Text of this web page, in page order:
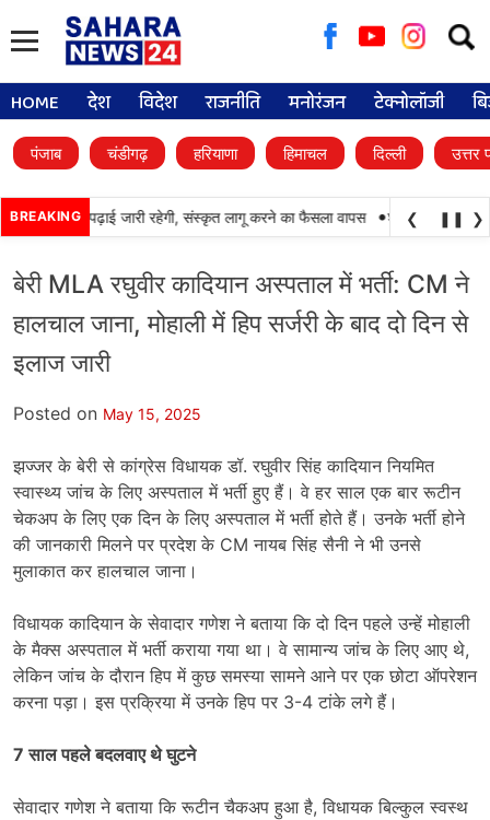
for:
HOME देश विदेश राजनीति मनोरंजन टेक्नोलॉजी
पंजाब चंडीगढ़ हरियाणा हिमाचल दिल्ली उत्तर
BREAKING
में पंजाबी की पढ़ाई जारी रहेगी, संस्कृत लागू करने का फैसला वापस •श्री गुरु हरिकृष्ण
❮ ❚❚ ❯
बेरी MLA रघुवीर कादियान अस्पताल में भर्ती: CM ने
हालचाल जाना, मोहाली में हिप सर्जरी के बाद दो दिन से
इलाज जारी
Posted on May 15, 2025
झज्जर के बेरी से कांग्रेस विधायक डॉ. रघुवीर सिंह कादियान नियमित
स्वास्थ्य जांच के लिए अस्पताल में भर्ती हुए हैं। वे हर साल एक बार रूटीन
चेकअप के लिए एक दिन के लिए अस्पताल में भर्ती होते हैं। उनके भर्ती होने
की जानकारी मिलने पर प्रदेश के CM नायब सिंह सैनी ने भी उनसे
मुलाकात कर हालचाल जाना।
विधायक कादियान के सेवादार गणेश ने बताया कि दो दिन पहले उन्हें मोहाली
के मैक्स अस्पताल में भर्ती कराया गया था। वे सामान्य जांच के लिए आए थे,
लेकिन जांच के दौरान हिप में कुछ समस्या सामने आने पर एक छोटा ऑपरेशन
करना पड़ा। इस प्रक्रिया में उनके हिप पर 3-4 टांके लगे हैं।
7 साल पहले बदलवाए थे घुटने
सेवादार गणेश ने बताया कि रूटीन चैकअप हुआ है, विधायक बिल्कुल स्वस्थ